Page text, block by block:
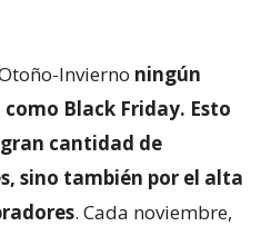
Invierno ningún
Black Friday. Esto
cantidad de
sino también por el alta
. Cada noviembre,